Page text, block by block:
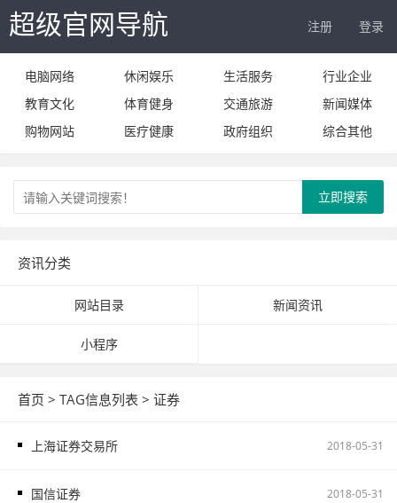
超级官网导航 注册 登录
电脑网络 休闲娱乐 生活服务
行业企业
教育文化
体育健身 交通旅游
新闻媒体
购物网站
医疗健康 政府组织 综合其他
立即搜索
资讯分类
网站目录 新闻资讯
小程序
首页 > TAG信息列表 > 证券
上海证券交易所 2018-05-31
国信证券 2018-05-31